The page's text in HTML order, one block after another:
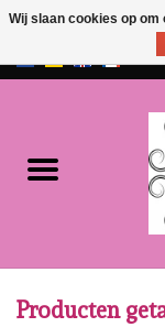
EUR
NIEUW!!
Producten
Wij slaan cookies op